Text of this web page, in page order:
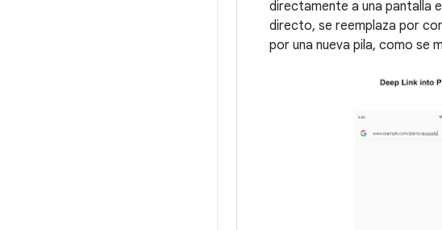
directamente a una pantalla
directo, se reemplaza por
por una nueva pila, como se